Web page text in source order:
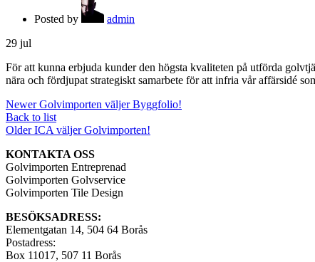
Posted by
admin
29 jul
För att kunna erbjuda kunder den högsta kvaliteten på utförda
nära och fördjupat strategiskt samarbete för att infria vår affärsidé
Newer Golvimporten väljer Byggfolio!
Back to list
Older ICA väljer Golvimporten!
KONTAKTA OSS
Golvimporten Entreprenad
Golvimporten Golvservice
Golvimporten Tile Design
BESÖKSADRESS:
Elementgatan 14, 504 64 Borås
Postadress:
Box 11017, 507 11 Borås